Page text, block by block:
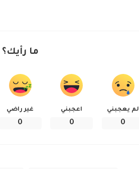
ما رأيك؟
لم يعجبني
0
اعجبني
0
غير راضي
0